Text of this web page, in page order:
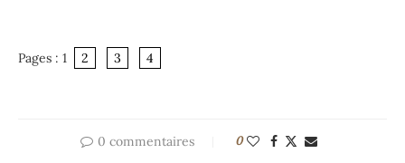
Pages : 1 2 3 4
0 commentaires 0